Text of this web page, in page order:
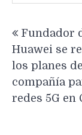
de
entradas
Fundador
Huawei se
los planes
compañía
redes 5G en